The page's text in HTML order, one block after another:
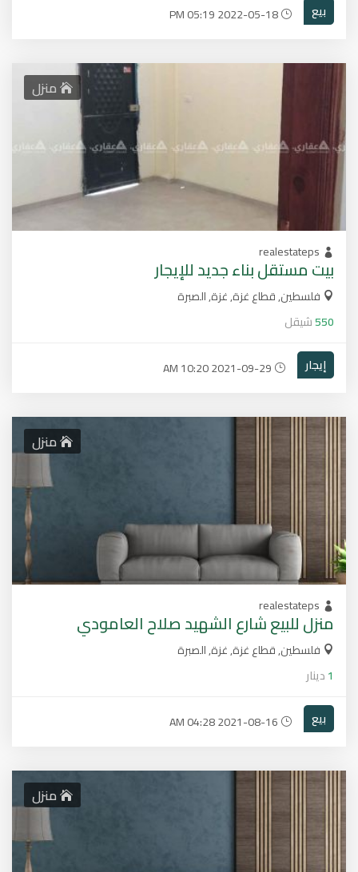
بيع
منزل
realestateps
بيت مستقل بناء جديد للإيجار
فلسطين, قطاع غزة, غزة, الصبرة
550شيقل
إيجار
منزل
realestateps
منزل للبيع شارع الشهيد صلاح العامودي
فلسطين, قطاع غزة, غزة, الصبرة
1دينار
بيع
منزل